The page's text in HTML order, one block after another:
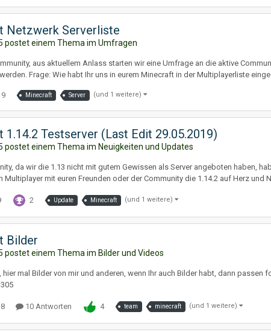
Netzwerk Serverliste
postet einem Thema im Umfragen
aus aktuellem Anlass starten wir eine Umfrage an die aktive
Frage: Wie habt Ihr uns in eurem Minecraft in der Multiplayerliste
Minecraft Server (und 1 weitere)
1.14.2 Testserver (Last Edit 29.05.2019)
postet einem Thema im Neuigkeiten und Updates
da wir die 1.13 nicht mit gutem Gewissen als Server angeboten haben,
Multiplayer mit euren Freunden oder der Community die 1.14.2 auf Herz und
2 Update Minecraft (und 1 weitere)
Bilder
postet einem Thema im Bilder und Videos
hier mal Bilder von mir und anderen, wenn Ihr auch Bilder habt, dann
10 Antworten 4 team minecraft (und 1 weitere)